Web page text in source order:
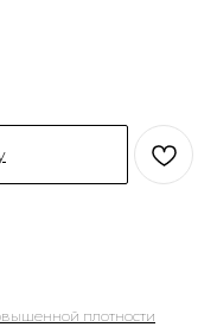
плотности